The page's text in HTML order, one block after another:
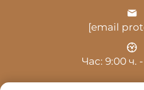
[email
Час: 9:00 ч.